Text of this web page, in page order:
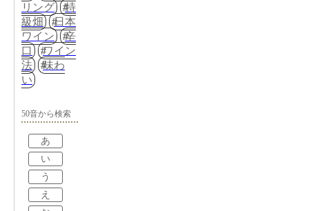
リング
特
級畑
日本
ワイン
辛
口
ワイン
法
味わ
い
50音から検索
あ
い
う
え